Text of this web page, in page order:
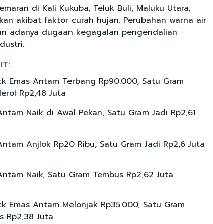
di Kali Kukuba, Teluk Buli, Maluku Utara,
akibat faktor curah hujan. Perubahan warna air
adanya dugaan kegagalan pengendalian
Emas Antam Terbang Rp90.000, Satu Gram
Rp2,48 Juta
Naik di Awal Pekan, Satu Gram Jadi Rp2,61
Anjlok Rp20 Ribu, Satu Gram Jadi Rp2,6 Juta
Naik, Satu Gram Tembus Rp2,62 Juta
Emas Antam Melonjak Rp35.000, Satu Gram
Rp2,38 Juta